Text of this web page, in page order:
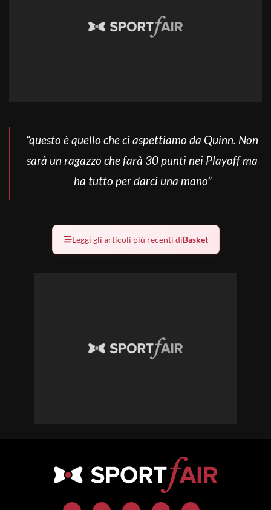
“questo è quello che ci aspettiamo da Quinn. Non
sarà un ragazzo che farà 30 punti nei Playoff ma
ha tutto per darci una mano”
Leggi gli articoli più recenti diBasket